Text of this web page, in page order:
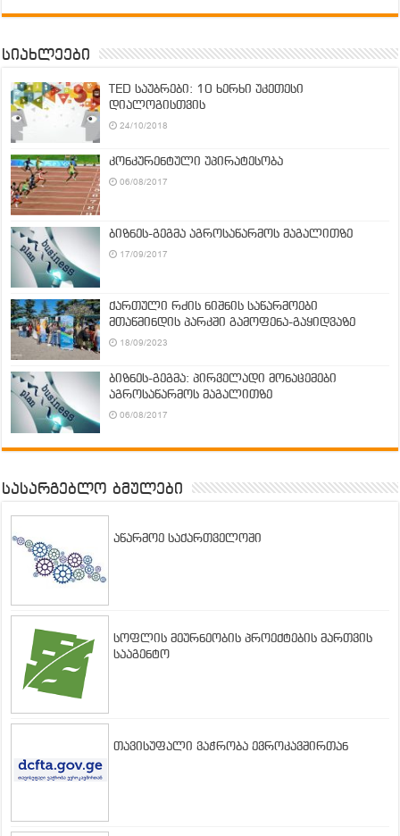
სიახლეები
TED საუბრები: 10 ხერხი უკეთესი
დიალოგისთვის
24/10/2018
კონკურენტული უპირატესობა
06/08/2017
ბიზნეს-გეგმა აგროსაწარმოს მაგალითზე
17/09/2017
ქართული რძის ნიშნის საწარმოები
მთაწმინდის პარკში გამოფენა-გაყიდვაზე
18/09/2023
ბიზნეს-გეგმა: პირველადი მონაცემები
აგროსაწარმოს მაგალითზე
06/08/2017
სასარგებლო ბმულები
აწარმოე საქართველოში
სოფლის მეურნეობის პროექტების მართვის
სააგენტო
თავისუფალი ვაჭრობა ევროკავშირთან